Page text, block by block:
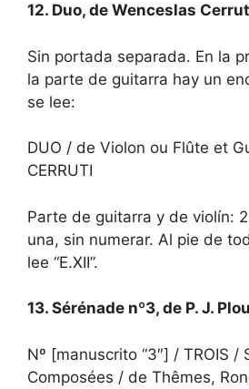
12. Duo, de Wenceslas
Sin portada separada. En la
la parte de guitarra hay un
se lee:
DUO / de Violon ou Flûte et
CERRUTI
Parte de guitarra y de violín:
una, sin numerar. Al pie de
lee “E.XII”.
13. Sérénade nº3, de P. J.
Nº [manuscrito “3″] / TROIS /
Composées / de Thêmes,